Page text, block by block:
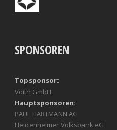
SPONSOREN
Topsponsor:
Voith GmbH
Hauptsponsoren:
PAUL HARTMANN AG
Heidenheimer Volksbank eG